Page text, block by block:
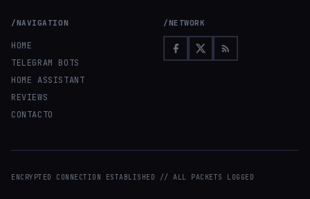
/NAVIGATION
HOME
TELEGRAM BOTS
HOME ASSISTANT
REVIEWS
CONTACTO
/NETWORK
ENCRYPTED CONNECTION ESTABLISHED // ALL PACKETS LOGGED